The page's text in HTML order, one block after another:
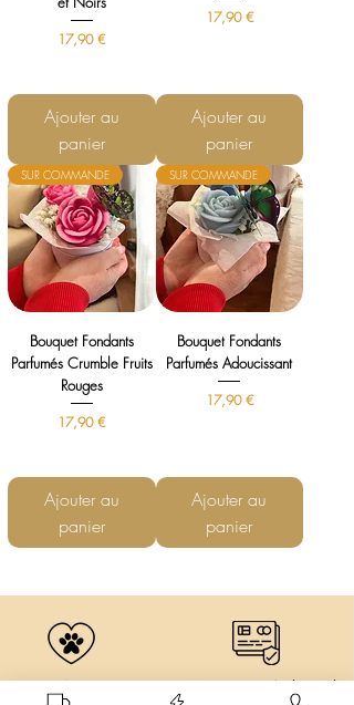
Prix
17,90 €
Ajouter au
panier
Prix
17,90 €
Ajouter au
panier
SUR COMMANDE
Bouquet Fondants
Parfumés Crumble Fruits
Rouges
Prix
17,90 €
Ajouter au
panier
SUR COMMANDE
Bouquet Fondants
Parfumés Adoucissant
Prix
17,90 €
Ajouter au
panier
Cruelty Free Paiement100% Sécurisé